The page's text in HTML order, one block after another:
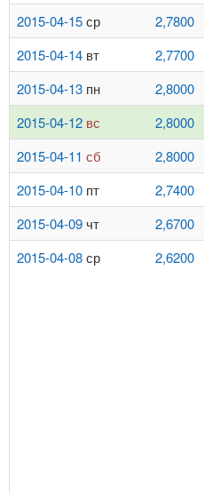
2015-04-15ср 2,7800
2015-04-14 вт 2,7700
2015-04-13 пн 2,8000
2015-04-12 вс 2,8000
2015-04-11 сб 2,8000
2015-04-10 пт 2,7400
2015-04-09 чт 2,6700
2015-04-08ср 2,6200